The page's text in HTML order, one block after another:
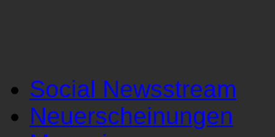
Social Newsstream
Neuerscheinungen